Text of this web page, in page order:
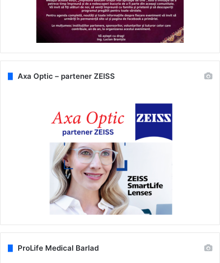
Axa Optic – partener ZEISS
ProLife Medical Barlad